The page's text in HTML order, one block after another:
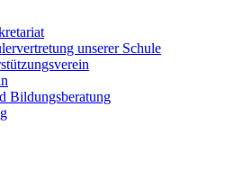
unserer Schule
Bildungsberatung